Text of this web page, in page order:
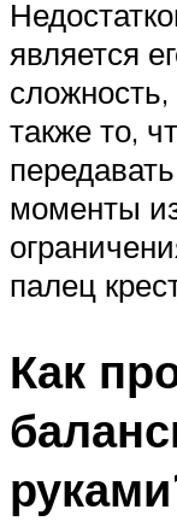
является
сложность,
также то,
моменты
палец
Как